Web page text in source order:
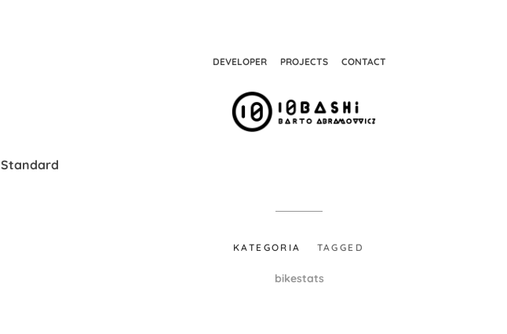
ABRAMOVVICZ
DEVELOPER PROJECTS CONTACT
Standard
KATEGORIA
bikestats
TAGGED